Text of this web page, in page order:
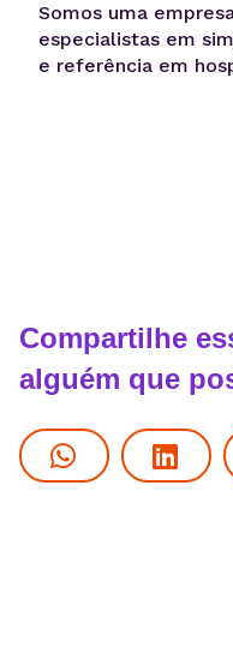
Somos uma
especialistas em
e referência em
Compartilhe
alguém que